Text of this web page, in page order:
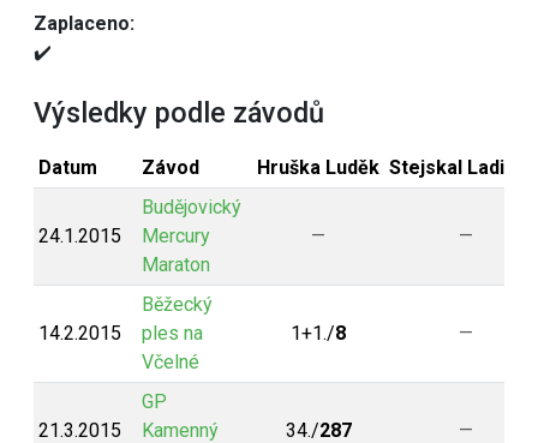
Zaplaceno:
✔️
Výsledky podle závodů
Datum Závod Hruška Luděk Stejskal
24.1.2015
Budějovický
Mercury
Maraton
— —
14.2.2015
Běžecký
ples na
Včelné
1+1./8 —
21.3.2015
GP
Kamenný
34./287 —